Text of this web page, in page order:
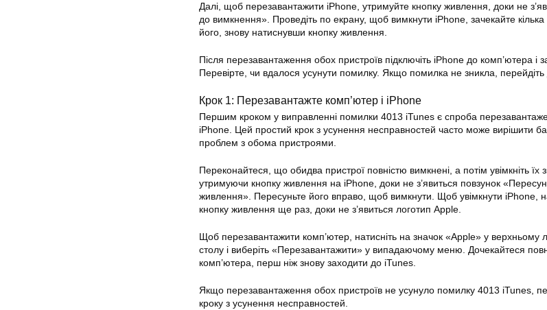
Далі, щоб перезавантажити iPhone, утримуйте кнопку живлення, доки не
до вимкнення». Проведіть по екрану, щоб вимкнути iPhone, зачекайте кілька
його, знову натиснувши кнопку живлення.
Після перезавантаження обох пристроїв підключіть iPhone до комп’ютера і
Перевірте, чи вдалося усунути помилку. Якщо помилка не зникла, перейдіть
Крок 1: Перезавантажте комп’ютер і iPhone
Першим кроком у виправленні помилки 4013 iTunes є спроба
iPhone. Цей простий крок з усунення несправностей часто може вирішити
проблем з обома пристроями.
Переконайтеся, що обидва пристрої повністю вимкнені, а потім увімкніть
утримуючи кнопку живлення на iPhone, доки не з’явиться повзунок
живлення». Пересуньте його вправо, щоб вимкнути. Щоб увімкнути iPhone,
кнопку живлення ще раз, доки не з’явиться логотип Apple.
Щоб перезавантажити комп’ютер, натисніть на значок «Apple» у верхньому
столу і виберіть «Перезавантажити» у випадаючому меню. Дочекайтеся
комп’ютера, перш ніж знову заходити до iTunes.
Якщо перезавантаження обох пристроїв не усунуло помилку 4013 iTunes,
кроку з усунення несправностей.